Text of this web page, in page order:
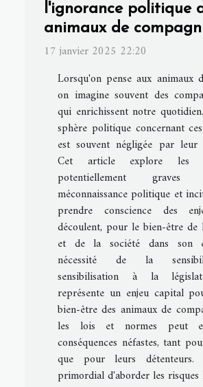
l'ignorance politique
animaux de
17 janvier 2025 22:20
Lorsqu'on pense aux animaux
on imagine souvent des
qui enrichissent notre
sphère politique concernant
est souvent négligée par leur
Cet article explore les
potentiellement
méconnaissance politique et
prendre conscience des
découlent, pour le bien-être de
et de la société dans son
nécessité de la
sensibilisation à la
représente un enjeu capital
bien-être des animaux de
les lois et normes peut
conséquences néfastes, tant
que pour leurs
primordial d'aborder les risques